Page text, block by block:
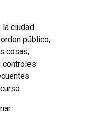
la ciudad
público,
cosas,
controles